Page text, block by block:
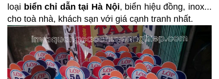
loại biển chỉ dẫn tại Hà Nội, biển hiệu đồng, inox...
cho toà nhà, khách sạn với giá cạnh tranh nhất.